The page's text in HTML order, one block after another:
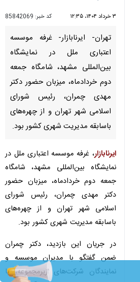
۳ خرداد ۱۴۰۴، ۱۲:۳۵ کد خبر: 85842069
تهران- ایرنابازار- غرفه موسسه
اعتباری ملل در نمایشگاه
بین‌المللی مشهد، شامگاه جمعه
دوم خردادماه، میزبان حضور دکتر
مهدی چمران، رئیس شورای
اسلامی شهر تهران و از چهره‌های
باسابقه مدیریت شهری کشور بود.
ایرنابازار، غرفه موسسه اعتباری ملل در
نمایشگاه بین‌المللی مشهد، شامگاه
جمعه دوم خردادماه، میزبان حضور
دکتر مهدی چمران، رئیس شورای
اسلامی شهر تهران و از چهره‌های
باسابقه مدیریت شهری کشور بود.
در جریان این بازدید، دکتر چمران
ضمن گفتگو با مدیران موسسه و
نمایندگان شرکت‌های زیرمجموعه، با